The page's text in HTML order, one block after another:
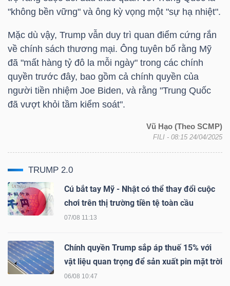
"không bền vững" và ông kỳ vọng một "sự hạ nhiệt".
Mặc dù vậy, Trump vẫn duy trì quan điểm cứng rắn
về chính sách thương mại. Ông tuyên bố rằng Mỹ
đã "mất hàng tỷ đô la mỗi ngày" trong các chính
quyền trước đây, bao gồm cả chính quyền của
người tiền nhiệm Joe Biden, và rằng "Trung Quốc
đã vượt khỏi tầm kiểm soát".
Vũ Hạo (Theo SCMP)
FILI - 08:15 24/04/2025
TRUMP 2.0
Cú bắt tay Mỹ - Nhật có thể thay đổi cuộc
chơi trên thị trường tiền tệ toàn cầu
07/08 11:13
Chính quyền Trump sắp áp thuế 15% với
vật liệu quan trọng để sản xuất pin mặt trời
06/08 10:47
TƯ
TRUY
NĂNG
LƯỢNG